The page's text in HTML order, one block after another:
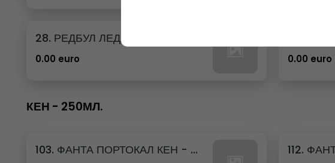
28. РЕДБУЛ ЛЕДЕНА ВАНИЛИЯ
0.00 euro 0.00 euro
КЕН - 250МЛ.
103. ФАНТА ПОРТОКАЛ КЕН - 250МЛ.